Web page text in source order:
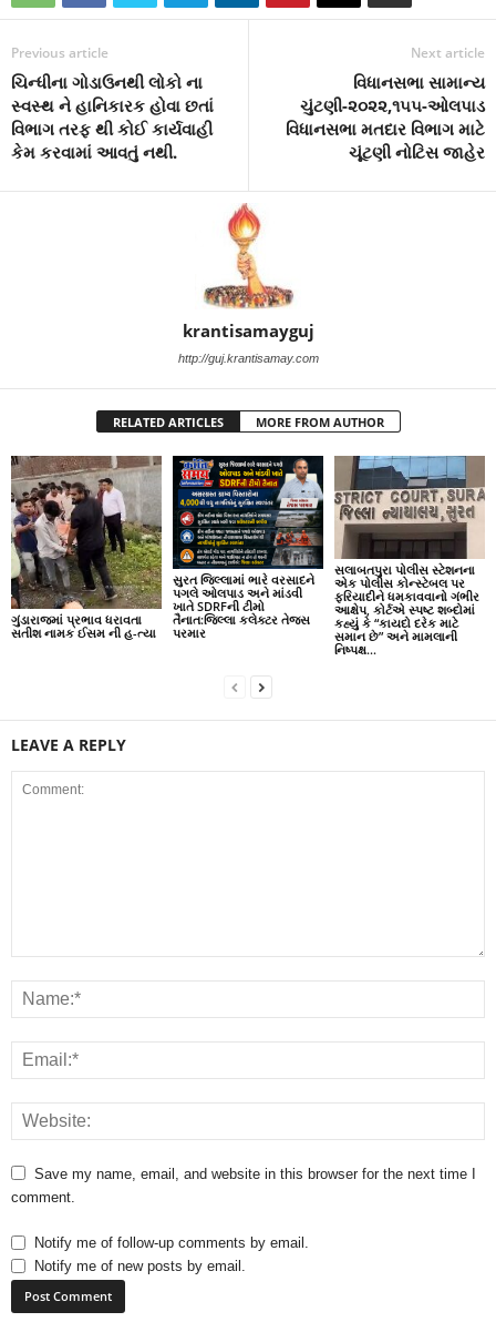
Previous article
ચિન્ધીના ગોડાઉનથી લોકો ના
સ્વસ્થ ને હાનિકારક હોવા છતાં
વિભાગ તરફ થી કોઈ કાર્યવાહી
કેમ કરવામાં આવતું નથી.
Next article
વિધાનસભા સામાન્ય
ચુંટણી-૨૦૨૨,૧૫૫-ઓલપાડ
વિધાનસભા મતદાર વિભાગ માટે
ચૂંટણી નોટિસ જાહેર
krantisamayguj
http://guj.krantisamay.com
RELATED ARTICLES MORE FROM AUTHOR
ગુંડારાજમાં પ્રભાવ ધરાવતા
સતીશ નામક ઈસમ ની હ-ત્યા
સુરત જિલ્લામાં ભારે વરસાદને
પગલે ઓલપાડ અને માંડવી
ખાતે SDRFની ટીમો
તૈનાત:જિલ્લા કલેક્ટર તેજસ
પરમાર
સલાબતપુરા પોલીસ સ્ટેશનના
એક પોલીસ કોન્સ્ટેબલ પર
ફરિયાદીને ધમકાવવાનો ગંભીર
આક્ષેપ, કોર્ટએ સ્પષ્ટ શબ્દોમાં
કહ્યું કે “કાયદો દરેક માટે
સમાન છે” અને મામલાની
નિષ્પક્ષ...
LEAVE A REPLY
Save my name, email, and website in this browser for the next time I
comment.
Notify me of follow-up comments by email.
Notify me of new posts by email.